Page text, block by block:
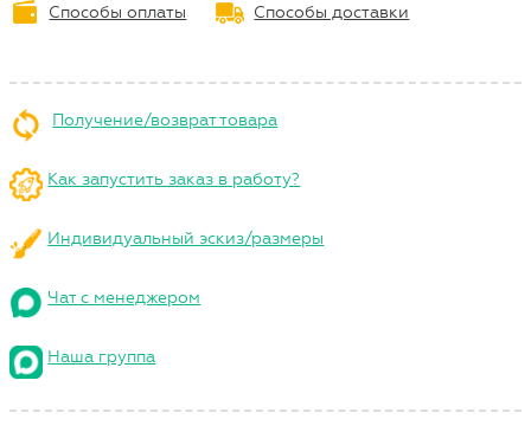
Способы оплаты Способы доставки
Получение/возврат товара
Как запустить заказ в работу?
Индивидуальный эскиз/размеры
Чат с менеджером
Наша группа